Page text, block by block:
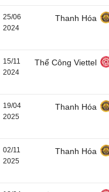
25/06
2024
Thanh Hóa
15/11
2024
Thể Công Viettel
19/04
2025
Thanh Hóa
02/11
2025
Thanh Hóa